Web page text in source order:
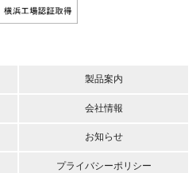
製品案内
会社情報
お知らせ
プライバシーポリシー